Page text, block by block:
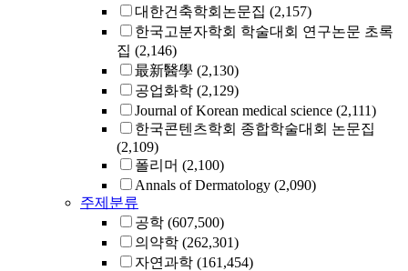
대한건축학회논문집 (2,157)
한국고분자학회 학술대회 연구논문 초록
집 (2,146)
最新醫學 (2,130)
공업화학 (2,129)
Journal of Korean medical science (2,111)
한국콘텐츠학회 종합학술대회 논문집
(2,109)
폴리머 (2,100)
Annals of Dermatology (2,090)
주제분류
공학 (607,500)
의약학 (262,301)
자연과학 (161,454)